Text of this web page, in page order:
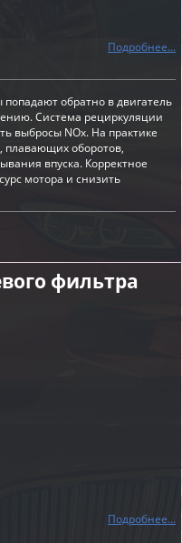
Подробнее...
обратно в двигатель
Система рециркуляции
выбросы NOx. На практике
плавающих оборотов,
впуска. Корректное
мотора и снизить
фильтра
Подробнее...